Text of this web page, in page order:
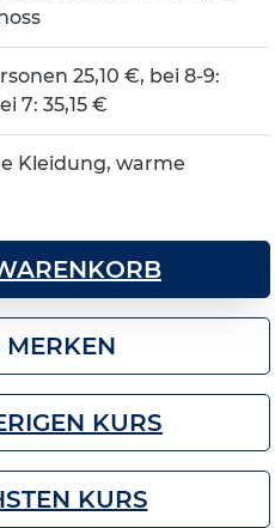
25,10 €, bei 8-9:
7: 35,15 €
Kleidung, warme
MERKEN
KURS
KURS